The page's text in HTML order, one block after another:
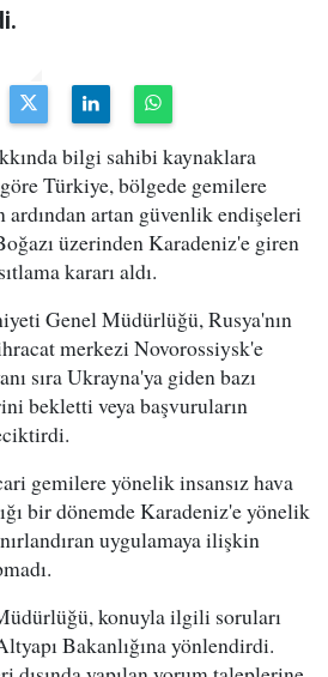
bilgi sahibi kaynaklara
göre Türkiye, bölgede gemilere
ardından artan güvenlik endişeleri
üzerinden Karadeniz'e giren
kararı aldı.
Genel Müdürlüğü, Rusya'nın
merkezi Novorossiysk'e
sıra Ukrayna'ya giden bazı
bekletti veya başvuruların
gemilere yönelik insansız hava
bir dönemde Karadeniz'e yönelik
uygulamaya ilişkin
konuyla ilgili soruları
Bakanlığına yönlendirdi.